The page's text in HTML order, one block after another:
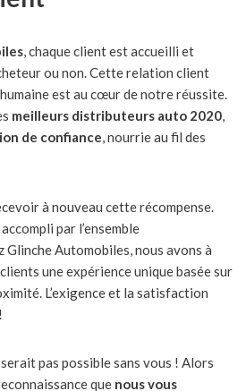
, chaque client est accueilli et
ou non. Cette relation client
est au cœur de notre réussite.
meilleurs distributeurs auto 2020,
de confiance, nourrie au fil des
à nouveau cette récompense.
par l’ensemble
Glinche Automobiles, nous avons à
une expérience unique basée sur
L’exigence et la satisfaction
pas possible sans vous ! Alors
que nous vous